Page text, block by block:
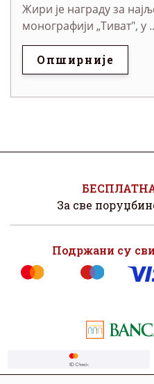
Жири је награду за
монографији „Тиват", у
Опширније
За све
Подржани су